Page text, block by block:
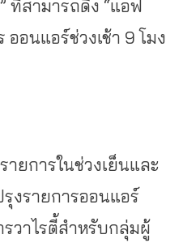
ที่สามารถดึง “แอฟ
อนแอร์ช่วงเช้า 9 โมง
ายการในช่วงเย็นและ
งรายการออนแอร์
วาไรตี้สำหรับกลุ่มผู้